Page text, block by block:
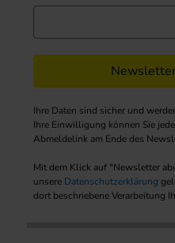
Ihre Daten sind sicher und
Ihre Einwilligung können Sie
Abmeldelink am Ende des
Mit dem Klick auf "Newsletter
unsere Datenschutzerklärung
dort beschriebene Verarbeitung